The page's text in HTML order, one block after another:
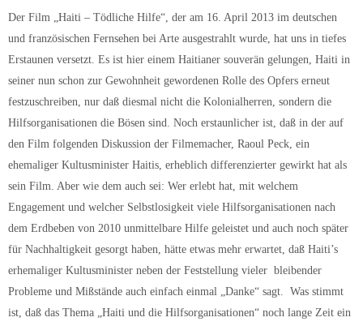
Der Film „Haiti – Tödliche Hilfe“, der am 16. April 2013 im deutschen
und französischen Fernsehen bei Arte ausgestrahlt wurde, hat uns in tiefes
Erstaunen versetzt. Es ist hier einem Haitianer souverän gelungen, Haiti in
seiner nun schon zur Gewohnheit gewordenen Rolle des Opfers erneut
festzuschreiben, nur daß diesmal nicht die Kolonialherren, sondern die
Hilfsorganisationen die Bösen sind. Noch erstaunlicher ist, daß in der auf
den Film folgenden Diskussion der Filmemacher, Raoul Peck, ein
ehemaliger Kultusminister Haitis, erheblich differenzierter gewirkt hat als
sein Film. Aber wie dem auch sei: Wer erlebt hat, mit welchem
Engagement und welcher Selbstlosigkeit viele Hilfsorganisationen nach
dem Erdbeben von 2010 unmittelbare Hilfe geleistet und auch noch später
für Nachhaltigkeit gesorgt haben, hätte etwas mehr erwartet, daß Haiti’s
erhemaliger Kultusminister neben der Feststellung vieler bleibender
Probleme und Mißstände auch einfach einmal „Danke“ sagt. Was stimmt
ist, daß das Thema „Haiti und die Hilfsorganisationen“ noch lange Zeit ein